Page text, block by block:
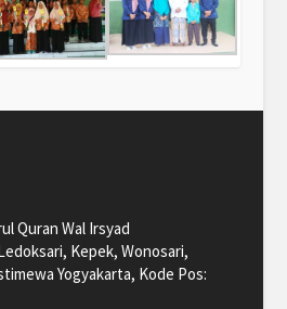
Quran Wal Irsyad
Kepek, Wonosari,
Yogyakarta, Kode Pos: